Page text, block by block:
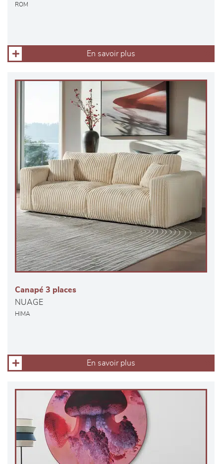
ROM
En savoir plus
Canapé 3 places
NUAGE
HIMA
En savoir plus